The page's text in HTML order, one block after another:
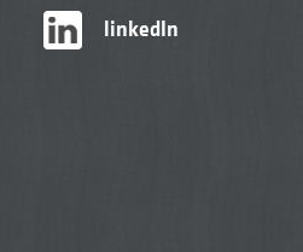
linkedIn